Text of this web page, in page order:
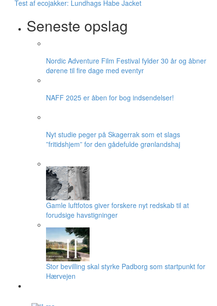
Test af ecojakker: Lundhags Habe Jacket
Seneste opslag
Nordic Adventure Film Festival fylder 30 år og åbner
dørene til fire dage med eventyr
NAFF 2025 er åben for bog indsendelser!
Nyt studie peger på Skagerrak som et slags
”fritidshjem” for den gådefulde grønlandshaj
Gamle luftfotos giver forskere nyt redskab til at
forudsige havstigninger
Stor bevilling skal styrke Padborg som startpunkt for
Hærvejen